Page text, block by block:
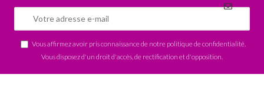
Vous affirmez avoir pris connaissance de notre politique de confidentialité
Vous disposez d'un droit d'accès, de rectification et d'opposition.